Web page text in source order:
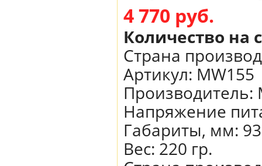
4 770 руб.
Количество на
Страна
Артикул: MW155
Производитель:
Напряжение
Габариты, мм:
Вес: 220 гр.